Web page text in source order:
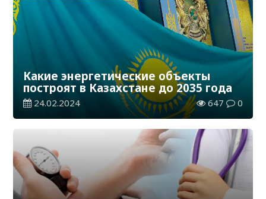
Какие энергетические объекты
построят в Казахстане до 2035 года
24.02.2024 647 0